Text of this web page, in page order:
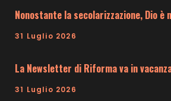
Nonostante la secolarizzazione, Dio è
31 Luglio 2026
La Newsletter di Riforma va in
31 Luglio 2026